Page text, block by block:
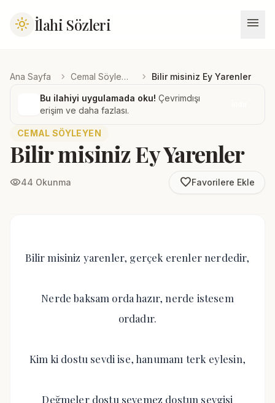
light_mode İlahi Sözleri menu
Ana Sayfa chevron_right Cemal Söyleyen chevron_right Bilir misiniz Ey Yarenler
Bu ilahiyi uygulamada oku! Çevrimdışı
erişim ve daha fazlası.
CEMAL SÖYLEYEN
Bilir misiniz Ey Yarenler
visibility44 Okunma favorite_borderFavorilere Ekle
Bilir misiniz yarenler, gerçek erenler nerdedir,
Nerde baksam orda hazır, nerde istesem
ordadır.
Kim ki dostu sevdi ise, hanumanı terk eylesin,
Değmeler dostu sevemez dostun sevgisi